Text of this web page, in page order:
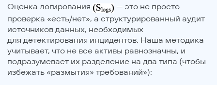
Оценка логирования
— это не просто
проверка «есть/нет», а структурированный аудит
источников данных, необходимых
для детектирования инцидентов. Наша методика
учитывает, что не все активы равнозначны, и
подразумевает их разделение на два типа (чтобы
избежать «размытия» требований»):